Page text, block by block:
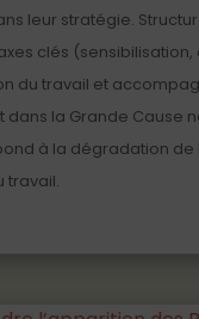
leur stratégie.
clés (sensibilisation,
du travail et
dans la Grande Cause
à la dégradation de
travail.